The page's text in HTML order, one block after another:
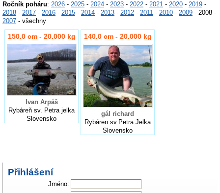
Ročník poháru: 2026 - 2025 - 2024 - 2023 - 2022 - 2021 - 2020 - 2019 -
2018 - 2017 - 2016 - 2015 - 2014 - 2013 - 2012 - 2011 - 2010 - 2009 - 2008 -
2007 - všechny
150.0 cm - 20.000 kg
Ivan Arpáš
Rybáreň sv. Petra jelka
Slovensko
140.0 cm - 20.000 kg
gál richard
Rybáren sv.Petra Jelka
Slovensko
Přihlášení
Jméno: